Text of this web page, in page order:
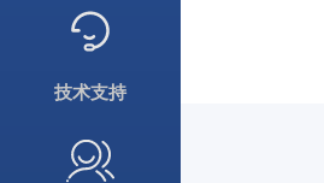
技术支持